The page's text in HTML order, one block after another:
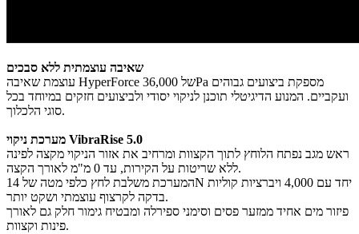
שאיבה עוצמתית ללא סבכים
עוצמת שאיבה HyperForce של 36,000Pa מספקת ביצועים גבוהים
ועקביים. המנוע הדיגיטלי תוכנן לניקוי יסודי ולביצועים חזקים במיוחד בכל
סוגי הלכלוך.
מערכת ניקוי VibraRise 5.0
ראש מגב נפתח הלוחץ לתוך הקצוות ומרחיב את אזור הניקוי מקצה לפינה
ללא שריטות על הקירות, עד 0 מ"מ לאורך הקצה.
המערכת משלבת לחץ כלפי מטה של 14N יחד עם 4,000 ויברציות קוליות
בדקה לקרצוף עוצמתי ושקט יותר.
פיזור מים אחיד ממזער פסים וסימני ספירלה ומבטיח גימור חלק גם לאורך
פינות וקצוות.